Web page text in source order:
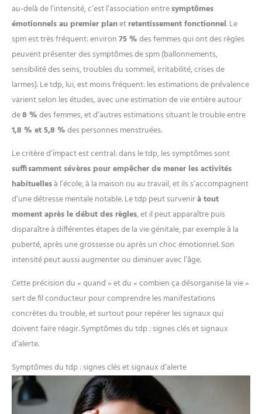
au-delà de l’intensité, c’est l’association entresymptômes
émotionnels au premier planetretentissement fonctionnel. Le
spm est très fréquent: environ75 %des femmes qui ont des règles
peuvent présenter des symptômes de spm (ballonnements,
sensibilité des seins, troubles du sommeil, irritabilité, crises de
larmes). Le tdp, lui, est moins fréquent: les estimations de prévalence
varient selon les études, avec une estimation de vie entière autour
de8 %des femmes, et d’autres estimations situant le trouble entre
1,8 % et 5,8 %des personnes menstruées.
Le critère d’impact est central: dans le tdp, les symptômes sont
suffisamment sévères pour empêcher de mener les activités
habituellesà l’école, à la maison ou au travail, et ils s’accompagnent
d’une détresse mentale notable. Le tdp peut survenirà tout
moment après le début des règles, et il peut apparaître puis
disparaître à différentes étapes de la vie génitale, par exemple à la
puberté, après une grossesse ou après un choc émotionnel. Son
intensité peut aussi augmenter ou diminuer avec l’âge.
Cette précision du « quand » et du « combien ça désorganise la vie »
sert de fil conducteur pour comprendre les manifestations
concrètes du trouble, et surtout pour repérer les signaux qui
doivent faire réagir. Symptômes du tdp : signes clés et signaux
d’alerte.
Symptômes du tdp : signes clés et signaux d’alerte